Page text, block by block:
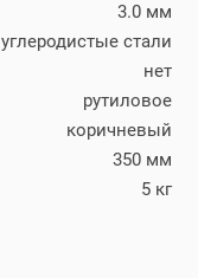
3.0 мм
углеродистые стали
нет
рутиловое
коричневый
350 мм
5 кг